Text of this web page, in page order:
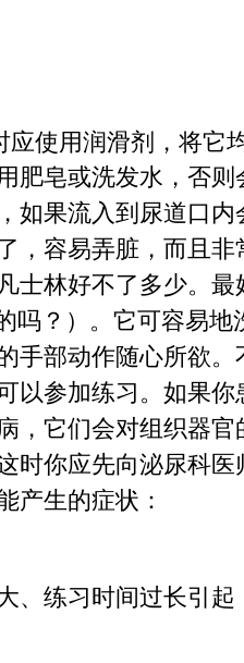
使用润滑剂，将它
肥皂或洗发水，否
如果流入到尿道口内
，容易弄脏，而且
士林好不了多少。 最
吗？）。它可容易地
手部动作随心所欲。
以参加练习。如果
，它们会对组织器
时你应先向泌尿科
产生的症状：
练习时间过长引起